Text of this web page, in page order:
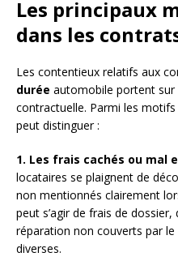
Les principaux
dans les
Les contentieux relatifs aux
durée automobile portent sur
contractuelle. Parmi les
peut distinguer :
1. Les frais cachés ou mal
locataires se plaignent de
non mentionnés clairement
peut s’agir de frais de dossier,
réparation non couverts par
diverses.